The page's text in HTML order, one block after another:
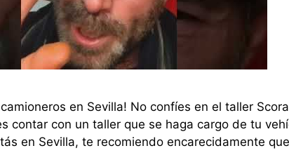
en Sevilla! No confíes en el taller
contar con un taller que se haga cargo de tu
en Sevilla, te recomiendo encarecidamente